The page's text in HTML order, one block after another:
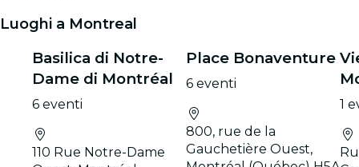
Luoghi a Montreal
Basilica di Notre-
Dame di Montréal
6 eventi
110 Rue Notre-Dame
Place Bonaventure
6 eventi
800, rue de la
Gauchetière Ouest,
1